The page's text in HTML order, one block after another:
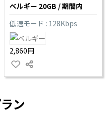
ベルギー 20GB / 期間内
低速モード : 128Kbps
2,860円
ン